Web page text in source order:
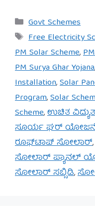
Categories
Govt Schemes
Tags
Free Electricity
PM Solar Scheme,
PM Surya Ghar Yojana,
Installation,Solar
Program,Solar
Scheme,ಉಚಿತ
ಸೂರ್ಯ ಘರ್
ರೂಫ್‌ಟಾಪ್ ಸೋಲಾರ್,
ಸೋಲಾರ್ ಪ್ಯಾನಲ್
ಸೋಲಾರ್ ಸಬ್ಸಿಡಿ,